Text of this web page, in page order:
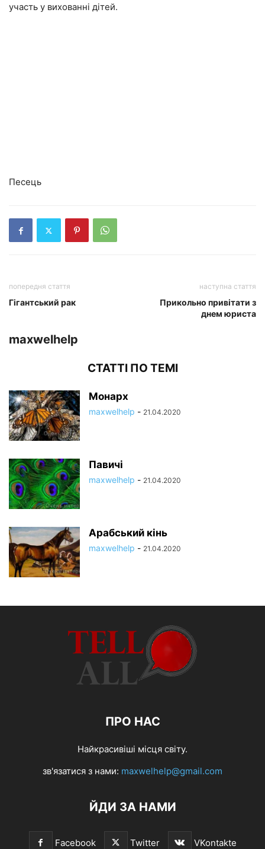
участь у вихованні дітей.
Песець
попередня стаття
Гігантський рак
наступна стаття
Прикольно привітати з
днем юриста
maxwelhelp
СТАТТІ ПО ТЕМІ
Монарх
maxwelhelp - 21.04.2020
Павичі
maxwelhelp - 21.04.2020
Арабський кінь
maxwelhelp - 21.04.2020
ПРО НАС
Найкрасивіші місця світу.
зв'язатися з нами: maxwelhelp@gmail.com
ЙДИ ЗА НАМИ
Facebook Twitter VKontakte